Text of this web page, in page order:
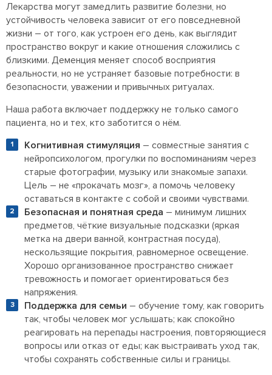
Лекарства могут замедлить развитие болезни, но
устойчивость человека зависит от его повседневной
жизни – от того, как устроен его день, как выглядит
пространство вокруг и какие отношения сложились с
близкими. Деменция меняет способ восприятия
реальности, но не устраняет базовые потребности: в
безопасности, уважении и привычных ритуалах.
Наша работа включает поддержку не только самого
пациента, но и тех, кто заботится о нём.
Когнитивная стимуляция – совместные занятия с
нейропсихологом, прогулки по воспоминаниям через
старые фотографии, музыку или знакомые запахи.
Цель – не «прокачать мозг», а помочь человеку
оставаться в контакте с собой и своими чувствами.
Безопасная и понятная среда – минимум лишних
предметов, чёткие визуальные подсказки (яркая
метка на двери ванной, контрастная посуда),
нескользящие покрытия, равномерное освещение.
Хорошо организованное пространство снижает
тревожность и помогает ориентироваться без
напряжения.
Поддержка для семьи – обучение тому, как говорить
так, чтобы человек мог услышать; как спокойно
реагировать на перепады настроения, повторяющиеся
вопросы или отказ от еды; как выстраивать уход так,
чтобы сохранять собственные силы и границы.